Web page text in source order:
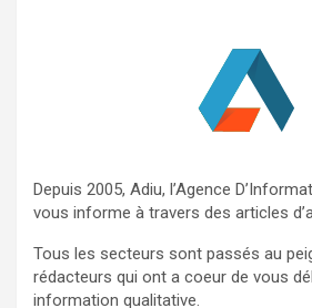
Depuis 2005, Adiu, l’Agence
vous informe à travers des articles
Tous les secteurs sont passés au
rédacteurs qui ont a coeur de vous
information qualitative.